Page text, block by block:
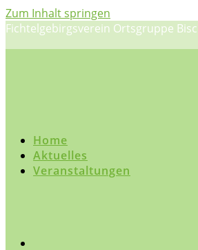
Zum Inhalt springen
Fichtelgebirgsverein Ortsgruppe
Home
Aktuelles
Veranstaltungen